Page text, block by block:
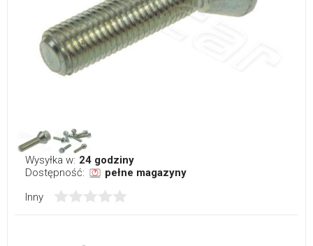
Wysyłka w: 24 godziny
Dostępność:
pełne magazyny
Inny